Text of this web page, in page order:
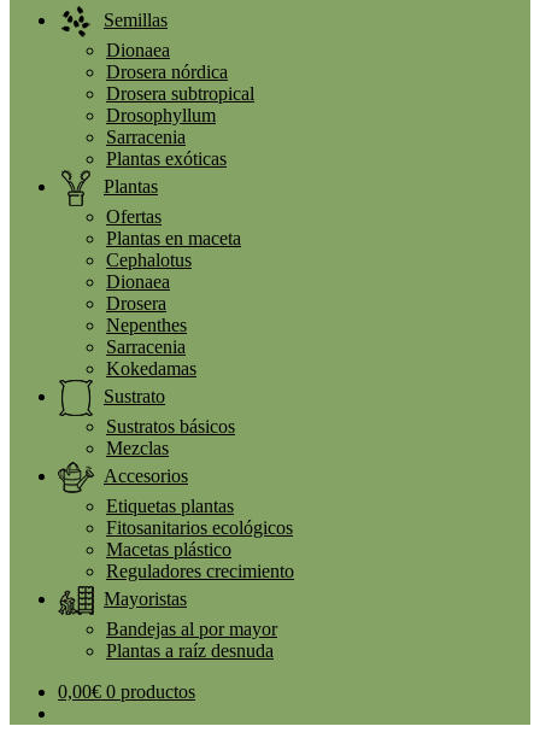
Semillas
Dionaea
Drosera nórdica
Drosera subtropical
Drosophyllum
Sarracenia
Plantas exóticas
Plantas
Ofertas
Plantas en maceta
Cephalotus
Dionaea
Drosera
Nepenthes
Sarracenia
Kokedamas
Sustrato
Sustratos básicos
Mezclas
Accesorios
Etiquetas plantas
Fitosanitarios ecológicos
Macetas plástico
Reguladores crecimiento
Mayoristas
Bandejas al por mayor
Plantas a raíz desnuda
0,00€ 0 productos